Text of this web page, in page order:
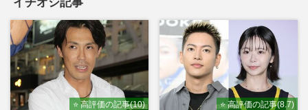
⭐ 高評価の記事(10) ⭐ 高評価の記事(8.7)